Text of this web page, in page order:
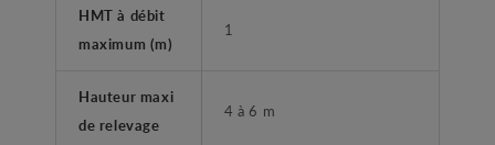
HMT à débit
maximum (m)
1
Hauteur maxi
de relevage
4 à 6 m